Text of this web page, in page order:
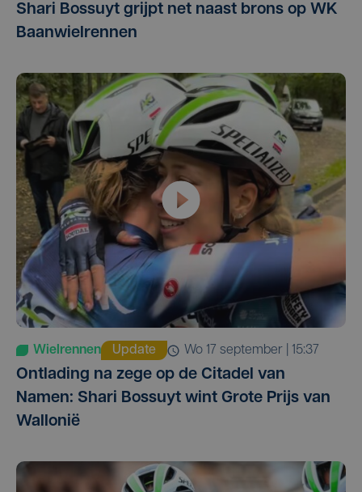
Shari Bossuyt grijpt net naast brons op WK
Baanwielrennen
Wielrennen Update wo 17 september | 15:37
Ontlading na zege op de Citadel van
Namen: Shari Bossuyt wint Grote Prijs van
Wallonië